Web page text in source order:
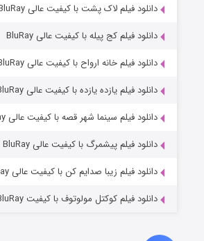
دانلود فیلم لاک پشت با کیفیت عالی BluRay
دانلود فیلم کج‌ پیله با کیفیت عالی BluRay
دانلود فیلم خانه ارواح با کیفیت عالی BluRay
دانلود فیلم یازده یازده با کیفیت عالی BluRay
دانلود فیلم سینما شهر قصه با کیفیت عالی BluRay
دانلود فیلم پیشمرگ با کیفیت عالی BluRay
دانلود فیلم زیبا صدایم کن با کیفیت عالی BluRay
دانلود فیلم کوکتل مولوتوف با کیفیت BluRay